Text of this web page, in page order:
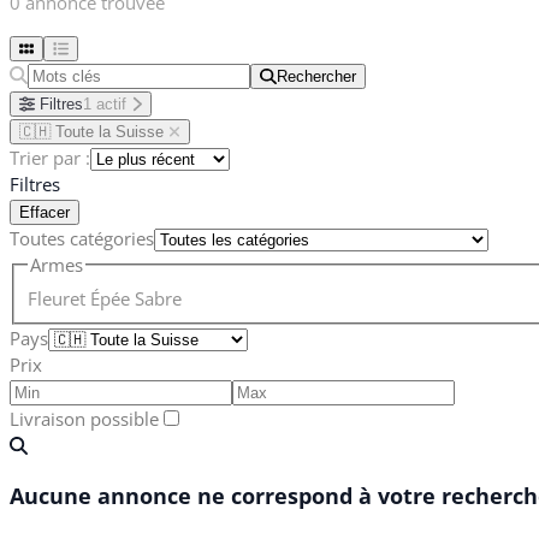
Rechercher
Rechercher
Filtres1 actif
🇨🇭 Toute la Suisse
Trier par :
Filtres
Effacer
Toutes catégories
Armes
Fleuret Épée Sabre
Pays
Prix
Livraison possible
Aucune annonce ne correspond à votre